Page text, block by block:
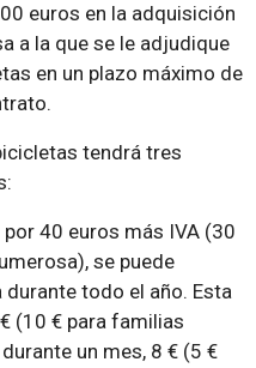
euros en la adquisición
a la que se le adjudique
en un plazo máximo de
tendrá tres
40 euros más IVA (30
se puede
todo el año. Esta
(10 € para familias
un mes, 8 € (5 €